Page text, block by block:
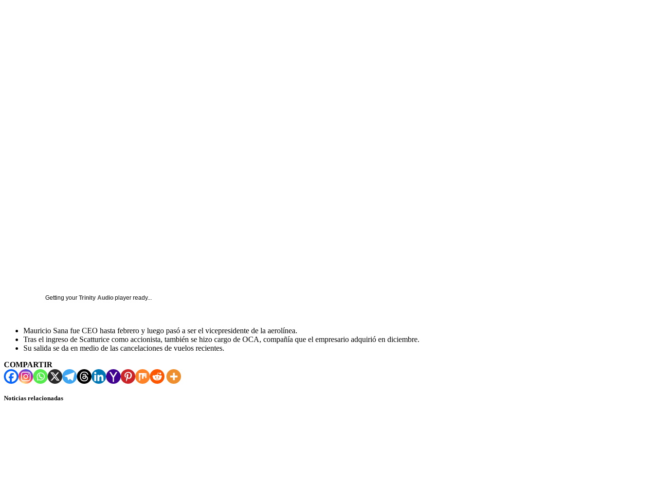
Getting your Trinity Audio player ready...
Mauricio Sana fue CEO hasta febrero y luego pasó a ser el vicepresidente de la aerolínea.
Tras el ingreso de Scatturice como accionista, también se hizo cargo de OCA, compañía que el empresario adquirió en diciembre.
Su salida se da en medio de las cancelaciones de vuelos recientes.
COMPARTIR
Noticias relacionadas